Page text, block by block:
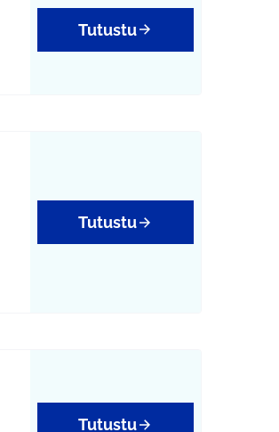
Tutustu
Tutustu
Tutustu